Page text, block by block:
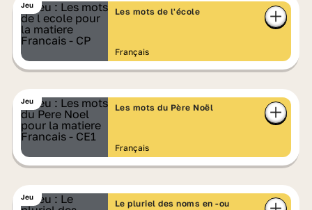
Jeu
Les mots de l'école
Français
Jeu
Les mots du Père Noël
Français
Jeu
Le pluriel des noms en -ou